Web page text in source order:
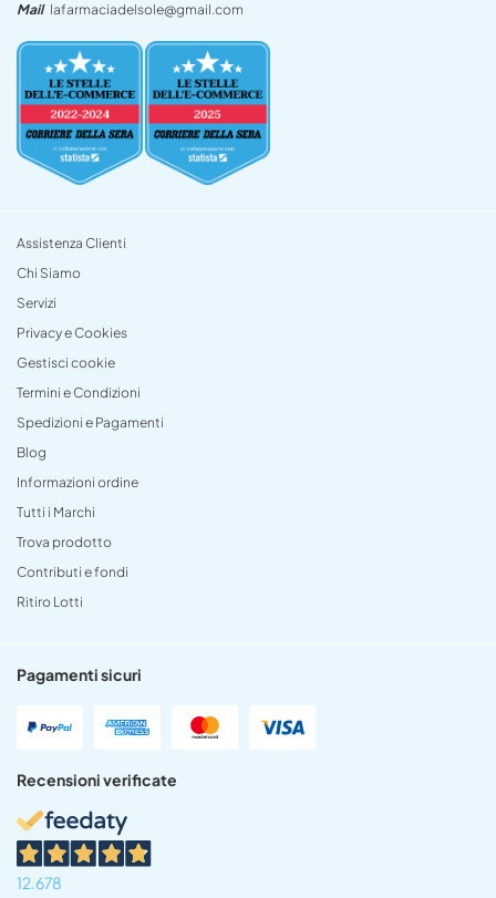
Mail lafarmaciadelsole@gmail.com
Assistenza Clienti
Chi Siamo
Servizi
Privacy e Cookies
Gestisci cookie
Termini e Condizioni
Spedizioni e Pagamenti
Blog
Informazioni ordine
Tutti i Marchi
Trova prodotto
Contributi e fondi
Ritiro Lotti
Pagamenti sicuri
Recensioni verificate
12.678